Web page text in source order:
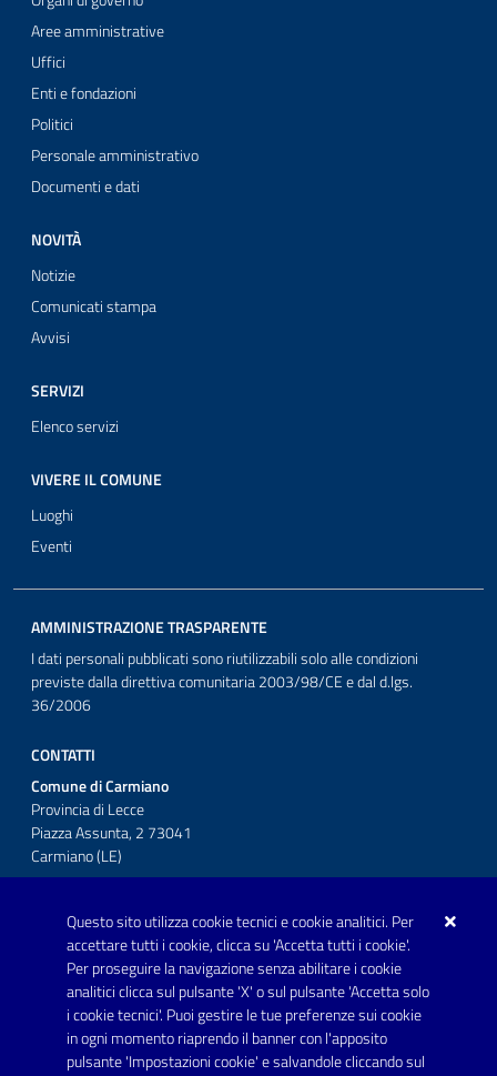
Questo sito utilizza cookie tecnici e cookie analitici. Per
accettare tutti i cookie, clicca su 'Accetta tutti i cookie'.
Per proseguire la navigazione senza abilitare i cookie
analitici clicca sul pulsante 'X' o sul pulsante 'Accetta solo
i cookie tecnici'. Puoi gestire le tue preferenze sui cookie
in ogni momento riaprendo il banner con l'apposito
pulsante 'Impostazioni cookie' e salvandole cliccando sul
Aree amministrative
Uffici
Enti e fondazioni
Politici
Personale amministrativo
Documenti e dati
NOVITÀ
Notizie
Comunicati stampa
Avvisi
SERVIZI
Elenco servizi
VIVERE IL COMUNE
Luoghi
Eventi
AMMINISTRAZIONE TRASPARENTE
I dati personali pubblicati sono riutilizzabili solo alle condizioni
previste dalla direttiva comunitaria 2003/98/CE e dal d.lgs.
36/2006
CONTATTI
Comune di Carmiano
Provincia di Lecce
Piazza Assunta, 2 73041
Carmiano (LE)
Posta Elettronica Certificata:
protocollo.comunecarmiano@pec.rupar.puglia.it
URP - Ufficio Relazioni con il Pubblico